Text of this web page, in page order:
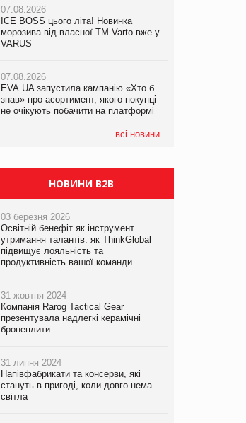
07.08.2026
ICE BOSS цього літа! Новинка
морозива від власної ТМ Varto вже у
VARUS
07.08.2026
EVA.UA запустила кампанію «Хто б
знав» про асортимент, якого покупці
не очікують побачити на платформі
всі новини
07.08.2026
ICE BOSS цього літа! Новинка
морозива від власної ТМ Varto вже у
VARUS
07.08.2026
EVA.UA запустила кампанію «Хто б
знав» про асортимент, якого покупці
не очікують побачити на платформі
07.08.2026
Франція заборонила рекламні дзвінки
НОВИНИ B2B
03 березня 2026
Освітній бенефіт як інструмент
утримання талантів: як ThinkGlobal
підвищує лояльність та
продуктивність вашої команди
31 жовтня 2024
Компанія Rarog Tactical Gear
презентувала надлегкі керамічні
бронеплити
31 липня 2024
Напівфабрикати та консерви, які
стануть в пригоді, коли довго нема
світла